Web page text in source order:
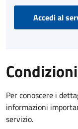
Accedi al
Per conoscere i
informazioni
servizio.